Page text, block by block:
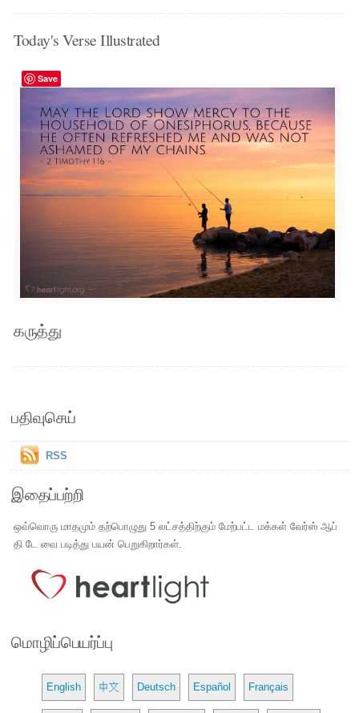
Today's Verse Illustrated
Save
கருத்து
பதிவுசெய்
RSS
இதைப்பற்றி
ஒவ்வொரு மாதமும் தற்பொழுது 5 லட்சத்திற்கும் மேற்பட்ட மக்கள் வேர்ஸ் ஆப்
தி டே வை படித்து பயன் பெறுகிறார்கள்.
மொழிப்பெயர்ப்பு
English 中文 Deutsch Español Français